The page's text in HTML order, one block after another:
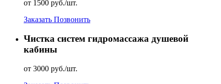
от 1500 руб./шт.
Заказать Позвонить
Чистка систем гидромассажа душевой
кабины
от 3000 руб./шт.